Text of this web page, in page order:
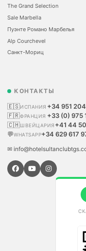
The Grand Selection
Sale Marbella
Пуэнте Романо Марбелья
Alp Courchevel
Санкт-Мориц
КОНТАКТЫ
🇪🇸ИСПАНИЯ +34 951
🇫🇷ФРАНЦИЯ +33 (0) 975
🇨🇭ШВЕЙЦАРИЯ +41 44
💬WHATSAPP+34 629 617
✉